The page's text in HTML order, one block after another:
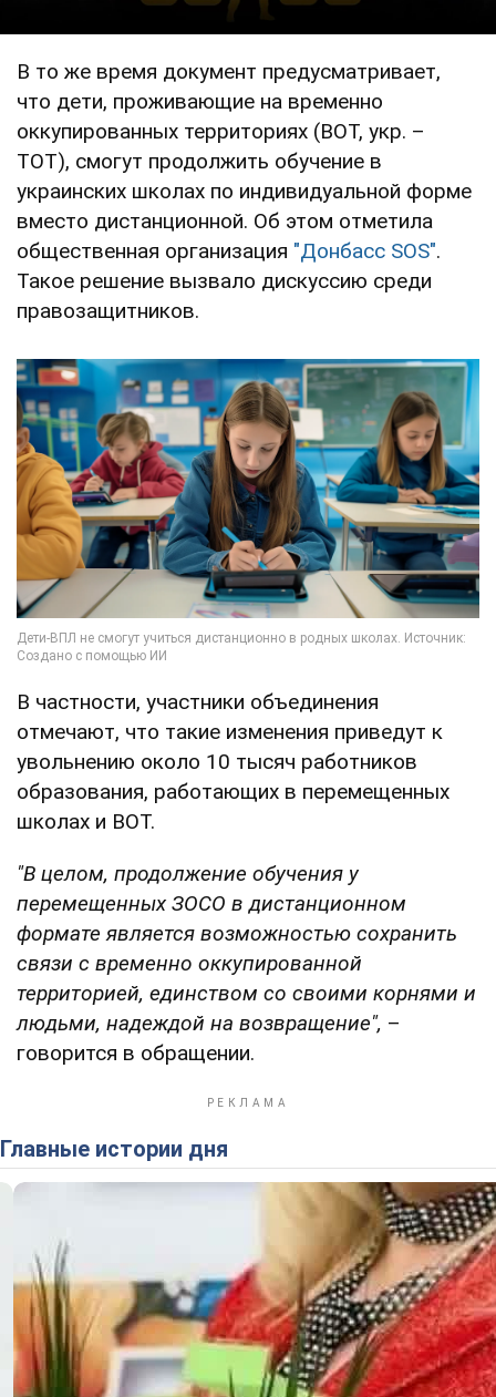
В то же время документ предусматривает,
что дети, проживающие на временно
оккупированных территориях (ВОТ, укр. –
ТОТ), смогут продолжить обучение в
украинских школах по индивидуальной форме
вместо дистанционной. Об этом отметила
общественная организация "Донбасс SOS".
Такое решение вызвало дискуссию среди
правозащитников.
В частности, участники объединения
отмечают, что такие изменения приведут к
увольнению около 10 тысяч работников
образования, работающих в перемещенных
школах и ВОТ.
"В целом, продолжение обучения у
перемещенных ЗОСО в дистанционном
формате является возможностью сохранить
связи с временно оккупированной
территорией, единством со своими корнями и
людьми, надеждой на возвращение", –
говорится в обращении.
Главные истории дня